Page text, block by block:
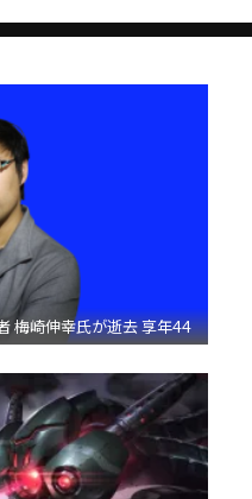
梅崎伸幸氏が逝去 享年44